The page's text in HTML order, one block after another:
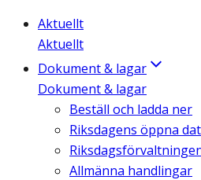
Aktuellt
Aktuellt
Dokument & lagar
Dokument & lagar
Beställ och ladda ner
Riksdagens öppna
Allmänna handlingar